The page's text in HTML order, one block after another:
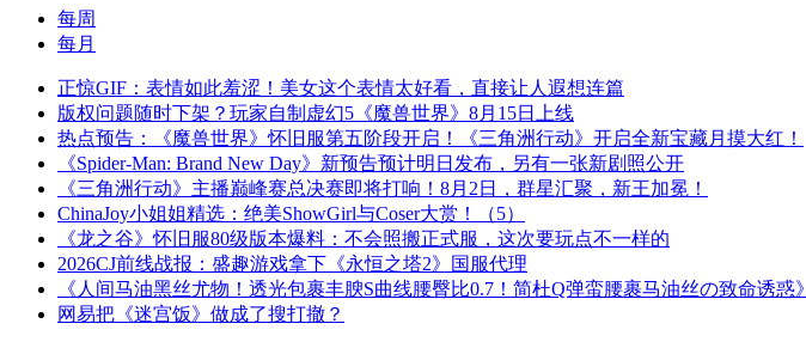
每周
每月
正惊GIF：表情如此羞涩！美女这个表情太好看，直接让人遐想连篇
版权问题随时下架？玩家自制虚幻5《魔兽世界》8月15日上线
热点预告：《魔兽世界》怀旧服第五阶段开启！《三角洲行动》开启全新宝藏月摸大红！
《Spider-Man: Brand New Day》新预告预计明日发布，另有一张新剧照公开
《三角洲行动》主播巅峰赛总决赛即将打响！8月2日，群星汇聚，新王加冕！
ChinaJoy小姐姐精选：绝美ShowGirl与Coser大赏！（5）
《龙之谷》怀旧服80级版本爆料：不会照搬正式服，这次要玩点不一样的
2026CJ前线战报：盛趣游戏拿下《永恒之塔2》国服代理
《人间马油黑丝尤物！透光包裹丰腴S曲线腰臀比0.7！简杜Q弹蛮腰裹马油丝の致命诱惑》
网易把《迷宫饭》做成了搜打撤？